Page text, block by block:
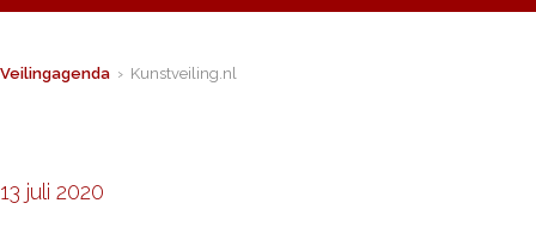
Veilingagenda › Kunstveiling.nl
13 juli 2020